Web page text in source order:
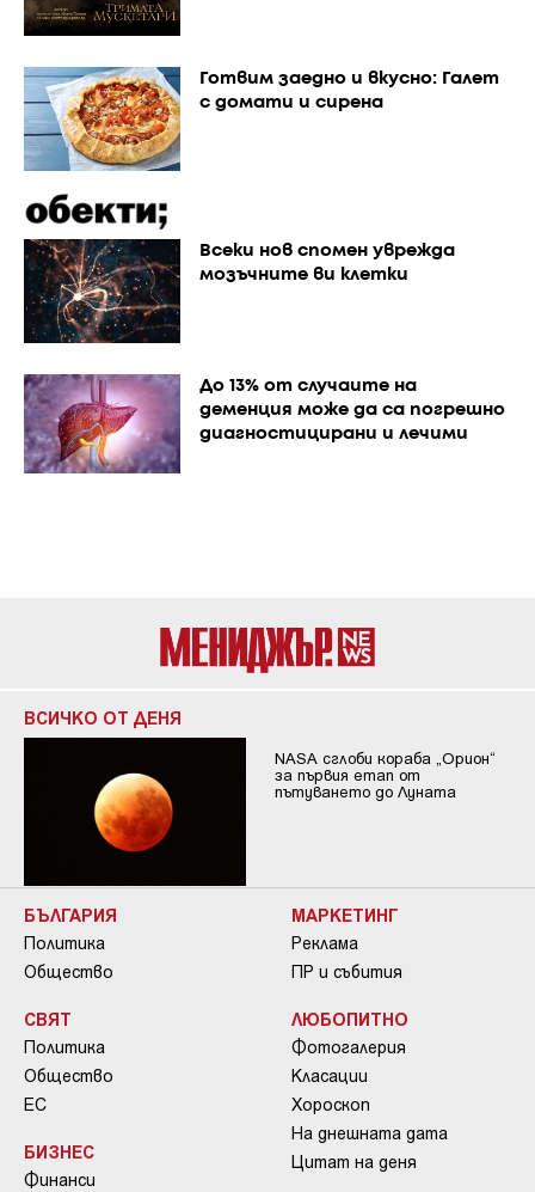
Готвим заедно и вкусно: Галет
с домати и сирена
Всеки нов спомен уврежда
мозъчните ви клетки
До 13% от случаите на
деменция може да са погрешно
диагностицирани и лечими
ВСИЧКО ОТ ДЕНЯ
NASA сглоби кораба „Орион“
за първия етап от
пътуването до Луната
БЪЛГАРИЯ
Политика
Общество
СВЯТ
Политика
Общество
ЕС
БИЗНЕС
Финанси
МАРКЕТИНГ
Реклама
ПР и събития
ЛЮБОПИТНО
Фотогалерия
Класации
Хороскоп
На днешната дата
Цитат на деня